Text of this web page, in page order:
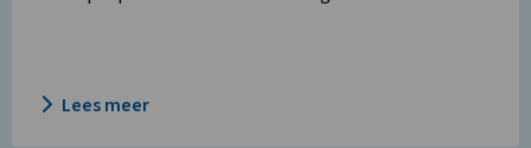
Lees meer